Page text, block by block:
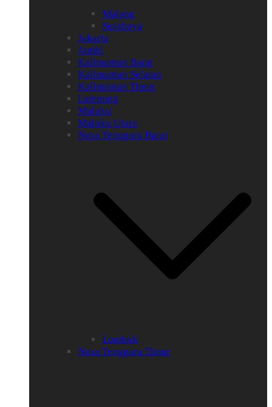
Malang
Surabaya
Jakarta
Jambi
Kalimantan Barat
Kalimantan Selatan
Kalimantan Timur
Lampung
Maluku
Maluku Utara
Nusa Tenggara Barat
Lombok
Nusa Tenggara Timur